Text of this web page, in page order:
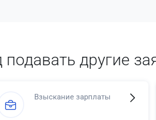
подавать другие
Взыскание зарплаты